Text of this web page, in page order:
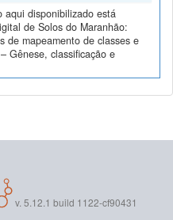
aqui disponibilizado está
de Solos do Maranhão:
de mapeamento de classes e
Gênese, classificação e
v. 5.12.1 build 1122-cf90431